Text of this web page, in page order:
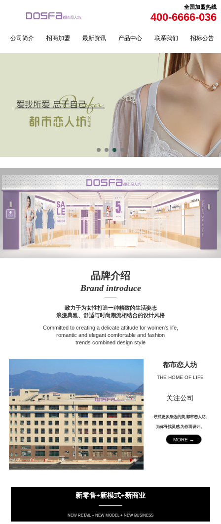
全国加盟热线
400-6666-036
公司简介 招商加盟 最新资讯 产品中心 联系我们 招标公告
品牌介绍
Brand introduce
——
致力于为女性打造一种精致的生活姿态
浪漫典雅、舒适与时尚潮流相结合的设计风格
Committed to creating a delicate attitude for women's life,
romantic and elegant comfortable and fashion
trends combined design style
都市恋人坊
THE HOME OF LIFE
关注公司
寻找更多身边的美,都市恋人坊,
为你寻找灵感,为你而设计。
MORE →
新零售+新模式+新商业
————
NEW RETAIL + NEW MODEL + NEW BUSINESS